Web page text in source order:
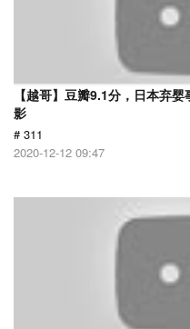
【越哥】豆瓣9.1分，日本弃
影
# 311
2020-12-12 09:47